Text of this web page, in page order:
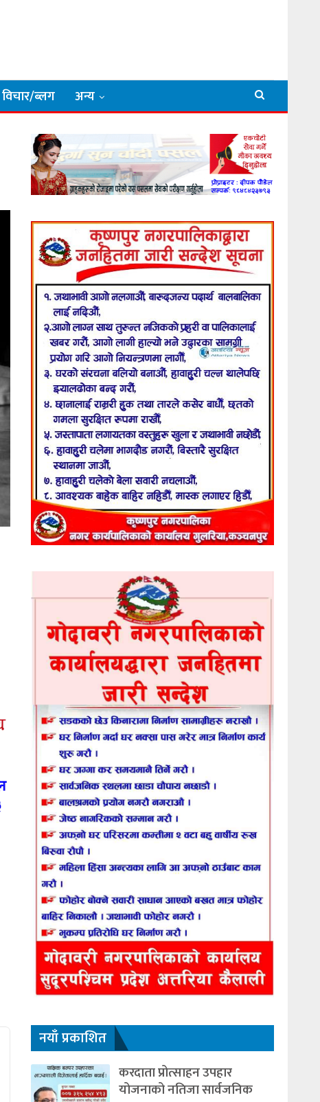
विचार/ब्लग अन्य
नयाँ प्रकाशित
करदाता प्रोत्साहन उपहार
योजनाको नतिजा सार्वजनिक